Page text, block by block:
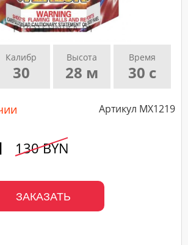
Калибр
30
Высота
28 м
Время
30 с
Артикул MX1219
130 BYN
ЗАКАЗАТЬ